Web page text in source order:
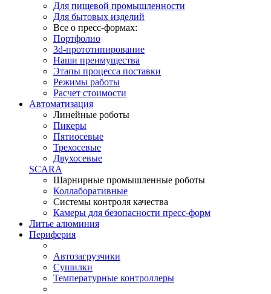
Для пищевой промышленности
Для бытовых изделий
Все о пресс-формах:
Портфолио
3d-прототипирование
Наши преимущества
Этапы процесса поставки
Режимы работы
Расчет стоимости
Автоматизация
Линейные роботы
Пикеры
Пятиосевые
Трехосевые
Двухосевые
SCARA
Шарнирные промышленные роботы
Коллаборативные
Системы контроля качества
Камеры для безопасности пресс-форм
Литье алюминия
Периферия
Автозагрузчики
Сушилки
Температурные контроллеры